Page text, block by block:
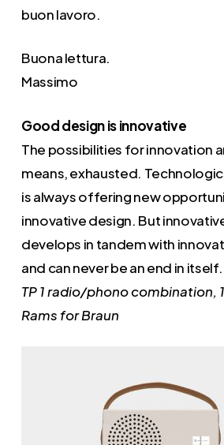
buon lavoro.
Buona lettura.
Massimo
Good design is innovative
The possibilities for innovation
means, exhausted.
is always offering new
innovative design. But
develops in tandem with
and can never be an end in itself.
TP 1 radio/phono combination,
Rams for Braun